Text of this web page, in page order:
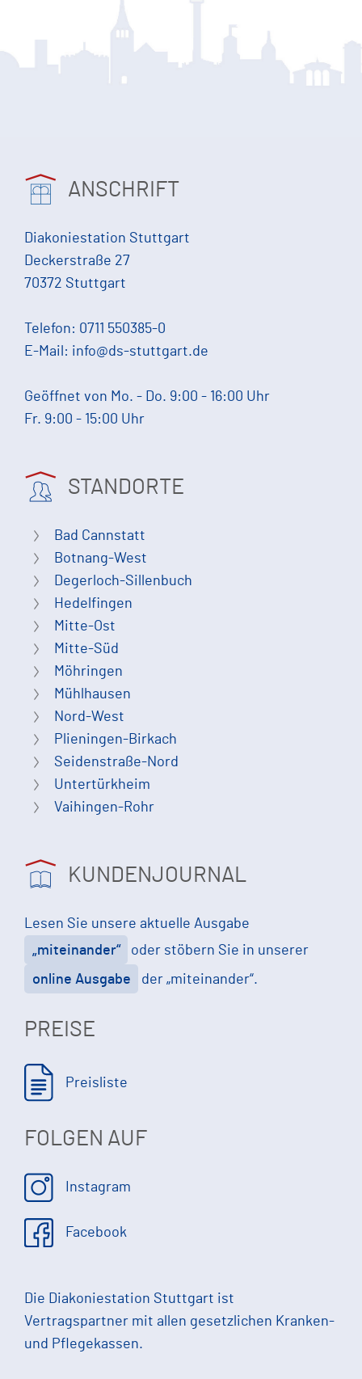
ANSCHRIFT
Diakoniestation Stuttgart
Deckerstraße 27
70372 Stuttgart
Telefon: 0711 550385-0
E-Mail: info@ds-stuttgart.de
Geöffnet von Mo. - Do. 9:00 - 16:00 Uhr
Fr. 9:00 - 15:00 Uhr
STANDORTE
Bad Cannstatt
Botnang-West
Degerloch-Sillenbuch
Hedelfingen
Mitte-Ost
Mitte-Süd
Möhringen
Mühlhausen
Nord-West
Plieningen-Birkach
Seidenstraße-Nord
Untertürkheim
Vaihingen-Rohr
KUNDENJOURNAL
Lesen Sie unsere aktuelle Ausgabe
„miteinander“
oder stöbern Sie in unserer
online Ausgabe
der „miteinander“.
PREISE
Preisliste
FOLGEN AUF
Instagram
Facebook
Die Diakoniestation Stuttgart ist
Vertragspartner mit allen gesetzlichen Kranken-
und Pflegekassen.